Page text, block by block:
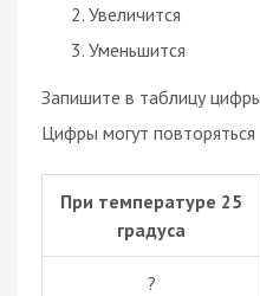
Увеличится
Уменьшится
Запишите в таблицу
Цифры могут повторяться
При температуре 25
градуса
?